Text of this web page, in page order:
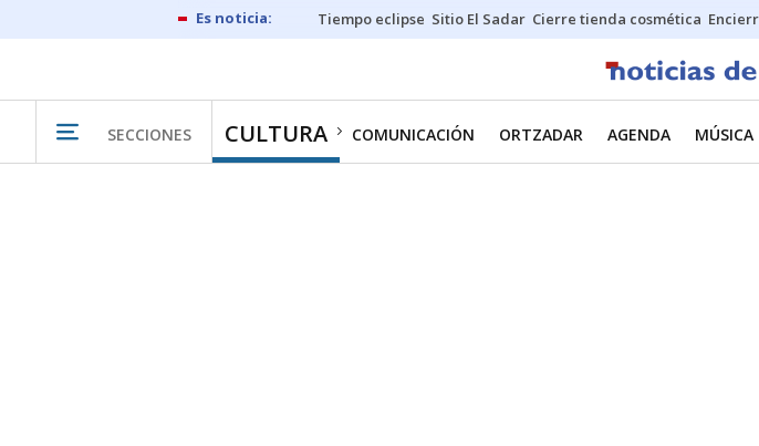
Tiempo eclipse Sitio El Sadar Cierre tienda cosmética
SECCIONES CULTURA COMUNICACIÓN ORTZADAR AGENDA MÚSICA